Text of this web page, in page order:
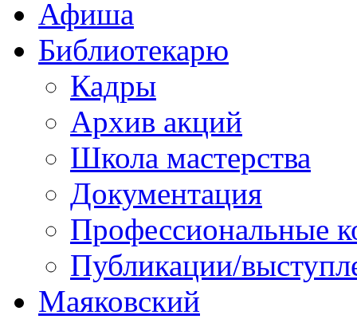
Афиша
Библиотекарю
Кадры
Архив акций
Школа мастерства
Документация
Профессиональные
Публикации/
Маяковский